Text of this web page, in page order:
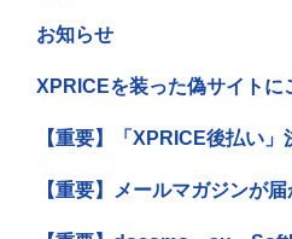
お知らせ
XPRICEを装った偽サイトに
【重要】「XPRICE後払い
【重要】メールマガジンが